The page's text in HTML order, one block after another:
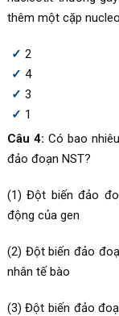
thêm một cặp
2
4
3
1
Câu 4: Có bao
đảo đoạn NST?
(1) Đột biến đảo
động của gen
(2) Đột biến đảo
nhân tế bào
(3) Đột biến đảo